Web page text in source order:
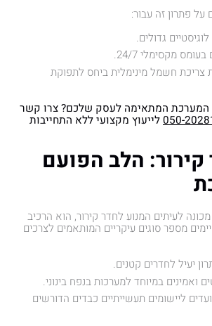
על פתרון זה עבור:
גדולים.
מקסימלי 24/7.
חשמל מינימלית ביחס לתפוקת
המערכת המתאימה לעסק שלכם? צרו קשר
050-לייעוץ מקצועי ללא התחייבות
קירור: הלב הפועם
לעיתים המנוע לחדר קירור, הוא הרכיב
מספר סוגים עיקריים המותאמים לצרכים
יעיל לחדרים קטנים.
ואמינים במיוחד למערכות בנפח בינוני.
ליישומים תעשייתיים כבדים הדורשים